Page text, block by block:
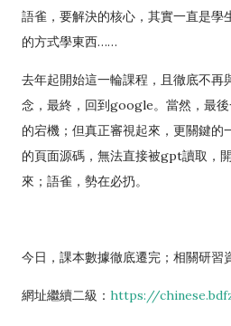
語雀，要解決的核心，其實一直是學
的方式學東西……
去年起開始這一輪課程，且徹底不再
念，最終，回到google。當然，最
的宕機；但真正審視起來，更關鍵的
的頁面源碼，無法直接被gpt讀取，
來；語雀，勢在必扔。
今日，課本數據徹底遷完；相關研習
網址繼續二級： https://